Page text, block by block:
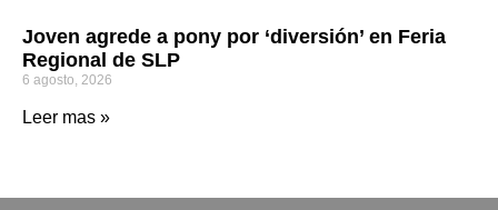
Joven agrede a pony por ‘diversión’ en Feria
Regional de SLP
6 agosto, 2026
Leer mas »